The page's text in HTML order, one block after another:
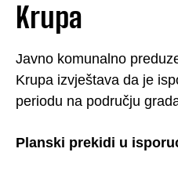
Krupa
Javno komunalno
Krupa izvještava da je
periodu na području
Planski prekidi u